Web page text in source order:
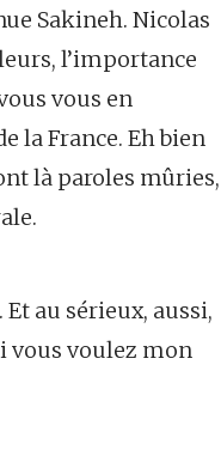
Sakineh. Nicolas
l’importance
vous en
la France. Eh bien
là paroles mûries,
au sérieux, aussi,
vous voulez mon